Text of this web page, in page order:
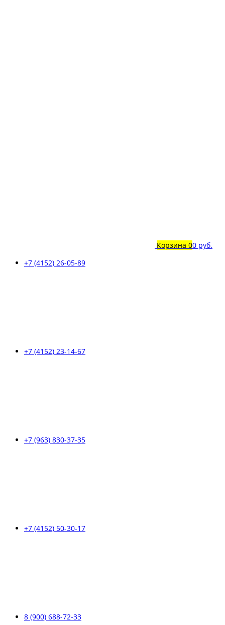
Корзина 00 руб.
+7 (4152) 26-05-89
+7 (4152) 23-14-67
+7 (963) 830-37-35
+7 (4152) 50-30-17
8 (900) 688-72-33